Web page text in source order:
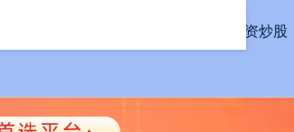
线上配资炒股